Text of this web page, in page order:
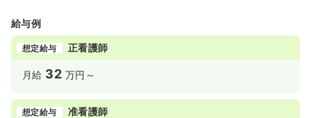
給与例
想定給与 正看護師
月給 32 万円～
想定給与 准看護師